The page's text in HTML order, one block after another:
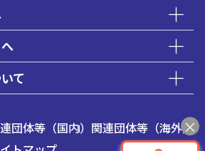
て
団体等（国内） 関連団体等（海外）